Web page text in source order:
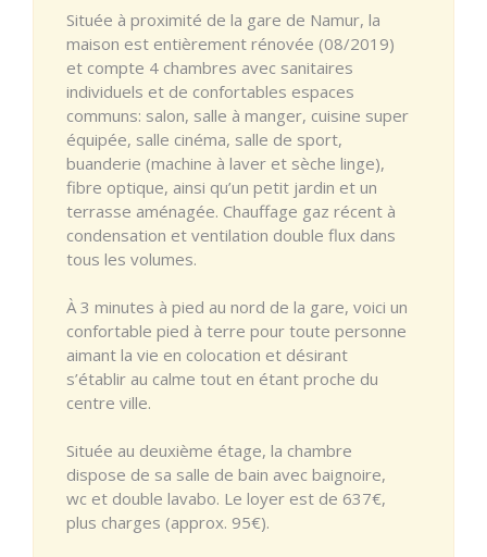
Située à proximité de la gare de Namur, la
maison est entièrement rénovée (08/2019)
et compte 4 chambres avec sanitaires
individuels et de confortables espaces
communs: salon, salle à manger, cuisine super
équipée, salle cinéma, salle de sport,
buanderie (machine à laver et sèche linge),
fibre optique, ainsi qu’un petit jardin et un
terrasse aménagée. Chauffage gaz récent à
condensation et ventilation double flux dans
tous les volumes.
À 3 minutes à pied au nord de la gare, voici un
confortable pied à terre pour toute personne
aimant la vie en colocation et désirant
s’établir au calme tout en étant proche du
centre ville.
Située au deuxième étage, la chambre
dispose de sa salle de bain avec baignoire,
wc et double lavabo. Le loyer est de 637€,
plus charges (approx. 95€).